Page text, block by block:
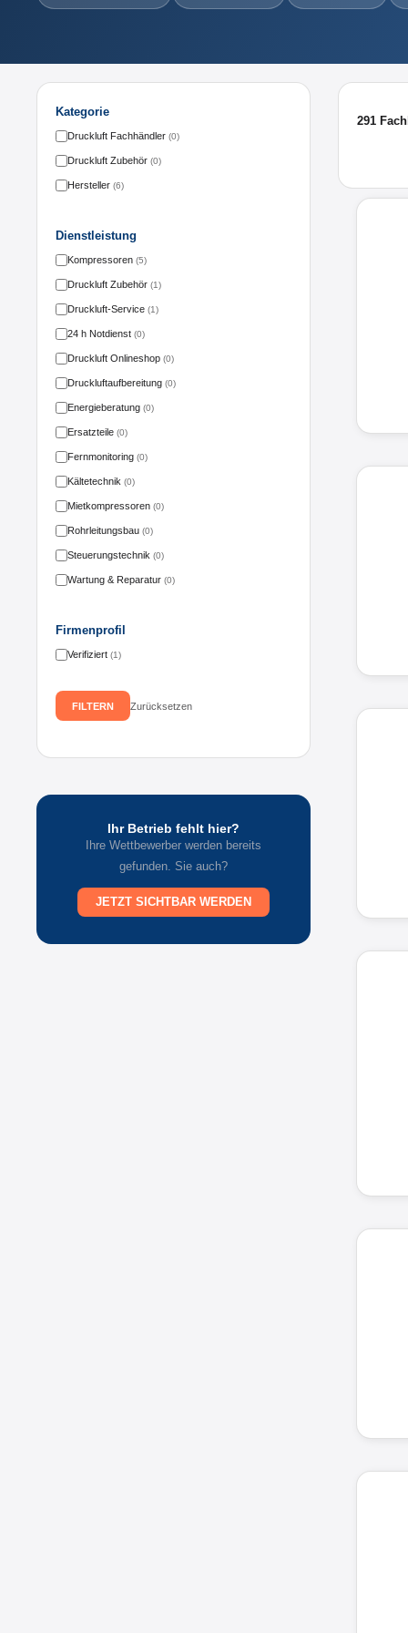
Kategorie
Druckluft Fachhändler (0)
Druckluft Zubehör (0)
Hersteller (6)
Dienstleistung
Kompressoren (5)
Druckluft Zubehör (1)
Druckluft-Service (1)
24 h Notdienst (0)
Druckluft Onlineshop (0)
Druckluftaufbereitung (0)
Energieberatung (0)
Ersatzteile (0)
Fernmonitoring (0)
Kältetechnik (0)
Mietkompressoren (0)
Rohrleitungsbau (0)
Steuerungstechnik (0)
Wartung & Reparatur (0)
Firmenprofil
Verifiziert (1)
FILTERN Zurücksetzen
Ihr Betrieb fehlt hier?
Ihre Wettbewerber werden bereits
gefunden. Sie auch?
JETZT SICHTBAR WERDEN
291